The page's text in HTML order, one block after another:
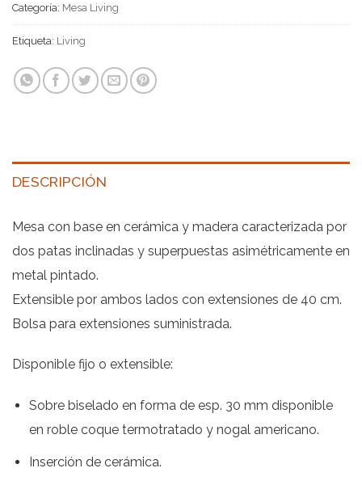
Categoría: Mesa Living
Etiqueta: Living
DESCRIPCIÓN
Mesa con base en cerámica y madera caracterizada por
dos patas inclinadas y superpuestas asimétricamente en
metal pintado.
Extensible por ambos lados con extensiones de 40 cm.
Bolsa para extensiones suministrada.
Disponible fijo o extensible:
Sobre biselado en forma de esp. 30 mm disponible
en roble coque termotratado y nogal americano.
Inserción de cerámica.